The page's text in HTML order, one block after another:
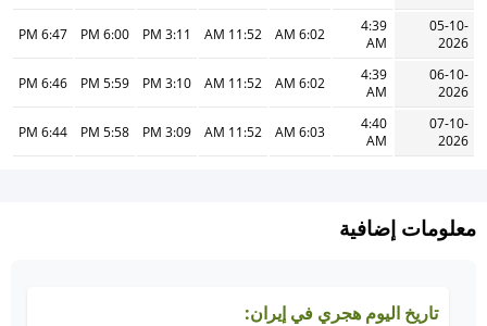
05-10-
2026
4:39
AM
6:02 AM
11:52 AM
3:11 PM
6:00 PM
6:47 PM
06-10-
2026
4:39
AM
6:02 AM
11:52 AM
3:10 PM
5:59 PM
6:46 PM
07-10-
2026
4:40
AM
6:03 AM
11:52 AM
3:09 PM
5:58 PM
6:44 PM
معلومات إضافية
تاريخ اليوم هجري في إيران: